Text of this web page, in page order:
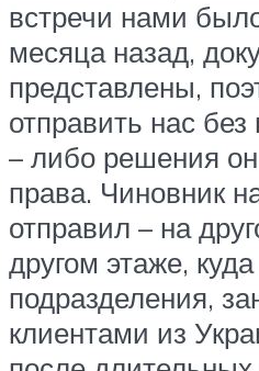
встречи нами
месяца назад,
представлены,
отправить нас без
– либо решения
права. Чиновник
отправил – на
другом этаже,
подразделения,
клиентами из